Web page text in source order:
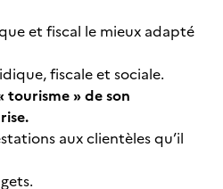
et fiscal le mieux adapté
fiscale et sociale.
tourisme » de son
aux clientèles qu’il